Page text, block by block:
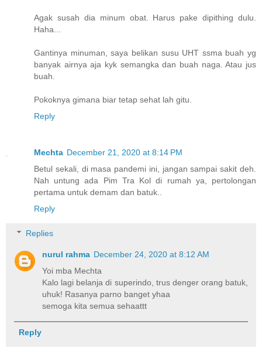
Agak susah dia minum obat. Harus pake dipithing dulu.
Haha...
Gantinya minuman, saya belikan susu UHT ssma buah yg
banyak airnya aja kyk semangka dan buah naga. Atau jus
buah.
Pokoknya gimana biar tetap sehat lah gitu.
Reply
Mechta December 21, 2020 at 8:14 PM
Betul sekali, di masa pandemi ini, jangan sampai sakit deh.
Nah untung ada Pim Tra Kol di rumah ya, pertolongan
pertama untuk demam dan batuk..
Reply
Replies
nurul rahma December 24, 2020 at 8:12 AM
Yoi mba Mechta
Kalo lagi belanja di superindo, trus denger orang batuk,
uhuk! Rasanya parno banget yhaa
semoga kita semua sehaattt
Reply